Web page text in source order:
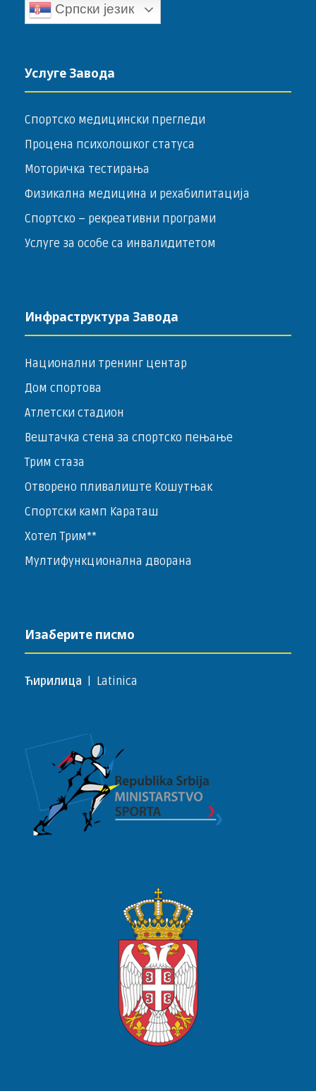
Српски језик
Услуге Завода
Спортско медицински прегледи
Процена психолошког статуса
Моторичка тестирања
Физикална медицина и рехабилитација
Спортско – ­рекреативни програми
Услуге за особе са инвалидитетом
Инфраструктура Завода
Национални тренинг центар
Дом спортова
Атлетски стадион
Вештачка стена за спортско пењање
Трим стаза
Отворено пливалиште Кошутњак
Спортски камп Караташ
Хотел Трим**
Мултифункционална дворана
Изаберите писмо
Ћирилица Latinica